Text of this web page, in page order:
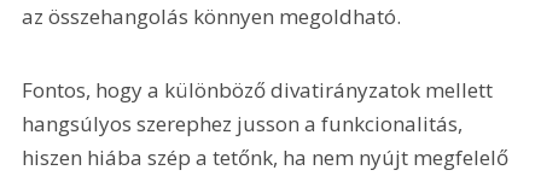
az összehangolás könnyen megoldható.
Fontos, hogy a különböző divatirányzatok mellett
hangsúlyos szerephez jusson a funkcionalitás,
hiszen hiába szép a tetőnk, ha nem nyújt megfelelő